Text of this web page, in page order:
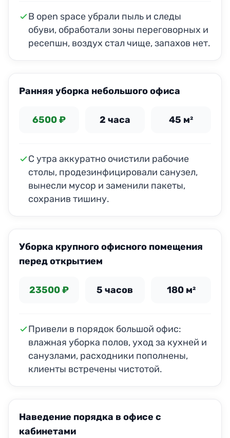
В open space убрали пыль и следы
обуви, обработали зоны переговорных и
ресепшн, воздух стал чище, запахов нет.
Ранняя уборка небольшого офиса
6500 ₽ 2 часа 45 м²
С утра аккуратно очистили рабочие
столы, продезинфицировали санузел,
вынесли мусор и заменили пакеты,
сохранив тишину.
Уборка крупного офисного помещения
перед открытием
23500 ₽ 5 часов 180 м²
Привели в порядок большой офис:
влажная уборка полов, уход за кухней и
санузлами, расходники пополнены,
клиенты встречены чистотой.
Наведение порядка в офисе с
кабинетами